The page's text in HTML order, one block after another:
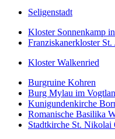
Seligenstadt
Kloster Sonnenkamp
Franziskanerkloster
Kloster Walkenried
Burgruine Kohren
Burg Mylau im
Kunigundenkirche
Romanische Basilika
Stadtkirche St. Nikolai